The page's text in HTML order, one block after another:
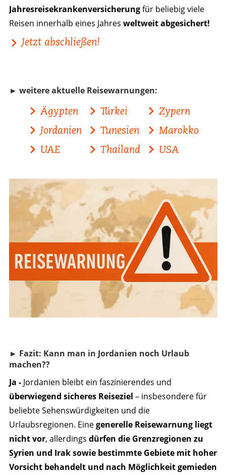
Jahresreisekrankenversicherungfür beliebig viele
Reisen innerhalb eines Jahres weltweit abgesichert!
Jetzt abschließen!
► weitere aktuelle Reisewarnungen:
Ägypten Türkei
Zypern
Jordanien
Tunesien
Marokko
UAE
Thailand USA
► Fazit: Kann man in Jordanien noch Urlaub
machen??
Ja -Jordanien bleibt ein faszinierendes und
überwiegend sicheres Reiseziel – insbesondere für
beliebte Sehenswürdigkeiten und die
Urlaubsregionen. Einegenerelle Reisewarnung liegt
nicht vor, allerdings dürfen die Grenzregionen zu
Syrien und Irak sowie bestimmte Gebiete mit hoher
Vorsicht behandelt und nach Möglichkeit gemieden